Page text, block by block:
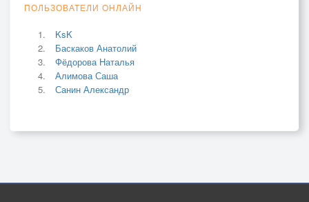
ПОЛЬЗОВАТЕЛИ ОНЛАЙН
KsK
Баскаков Анатолий
Фёдорова Наталья
Алимова Саша
Санин Александр